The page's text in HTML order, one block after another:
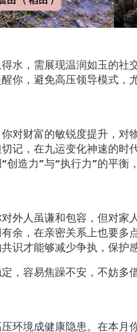
水，需展现温润如玉的
你，避免高压领导模式
对财富的敏锐度提升，
记，在九运变化神速的
创造力”与“执行力”的平
外人虽谦和包容，但对
余，在亲密关系上也要
识才能够减少争执，保护感
，容易焦躁不安，不妨多
环境成健康隐患。在本